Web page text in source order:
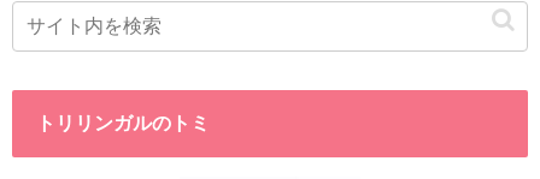
トリリンガルのトミ